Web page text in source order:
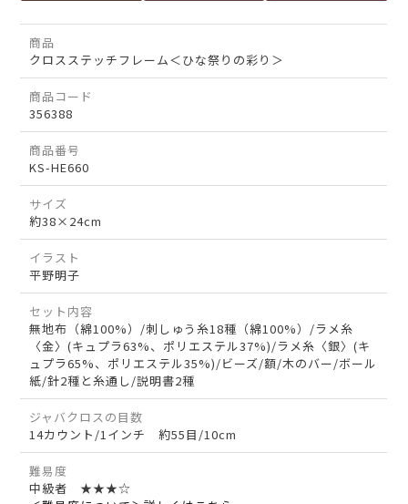
商品
クロスステッチフレーム＜ひな祭りの彩り＞
商品コード
356388
商品番号
KS-HE660
サイズ
約38×24cm
イラスト
平野明子
セット内容
無地布（綿100%）/刺しゅう糸18種（綿100%）/ラメ糸
〈金〉(キュプラ63%、ポリエステル37%)/ラメ糸〈銀〉(キ
ュプラ65%、ポリエステル35%)/ビーズ/額/木のバー/ボール
紙/針2種と糸通し/説明書2種
ジャバクロスの目数
14カウント/1インチ 約55目/10cm
難易度
中級者 ★★★☆